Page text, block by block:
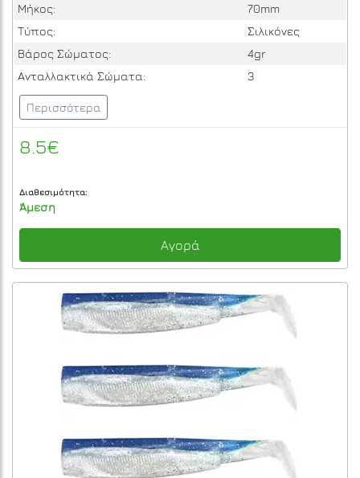
Μήκος:
70mm
Τύπος:
Σιλικόνες
Βάρος Σώματος:
4gr
Ανταλλακτικά Σώματα:
3
Περισσότερα
8.5€
Διαθεσιμότητα:
Άμεση
Αγορά